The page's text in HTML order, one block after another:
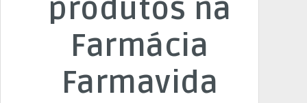
produtos na
Farmácia
Farmavida